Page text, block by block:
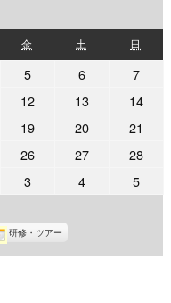
金金
曜
土
曜
日
曜
52026
6
月
5
62026
6
月
6
72026
6
月
7
122026
6
月
日
132026
6
月
日
142026
月
日
192026
6
日
202026
21
6
262026
6
26
272026
6
282026
6
32026
年
7
月
3
42026
年
4
52026
年
5
研修・ツアー